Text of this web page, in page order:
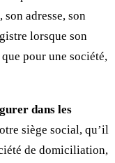
adresse, son
lorsque son
pour une société,
dans les
siège social, qu’il
de domiciliation,